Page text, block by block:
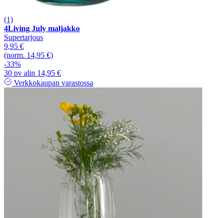
(1)
4Living July maljakko
Supertarjous
9,95 €
(norm. 14,95 €)
-33%
30 pv alin 14,95 €
Verkkokaupan varastossa